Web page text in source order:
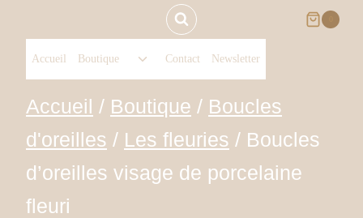
contenu
Accueil Boutique
Ouvrir/fermer
enfant
Contact Newsletter
Accueil / Boutique / Boucles
d'oreilles / Les fleuries / Boucles
d’oreilles visage de porcelaine
fleuri